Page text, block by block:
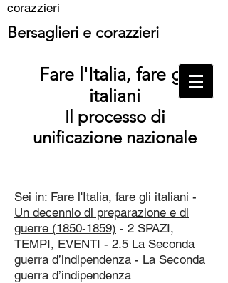
corazzieri
Bersaglieri e corazzieri
Fare l'Italia, fare gli
italiani
Il processo di
unificazione nazionale
Sei in: Fare l'Italia, fare gli italiani -
Un decennio di preparazione e di
guerre (1850-1859) - 2 SPAZI,
TEMPI, EVENTI - 2.5 La Seconda
guerra d’indipendenza - La Seconda
guerra d’indipendenza